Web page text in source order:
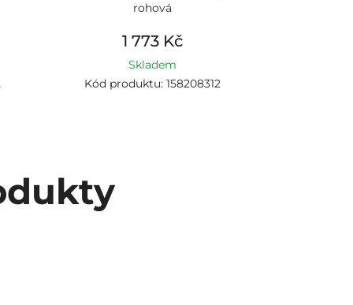
rohová
1 773 Kč
Skladem
Kód produktu: 158208312